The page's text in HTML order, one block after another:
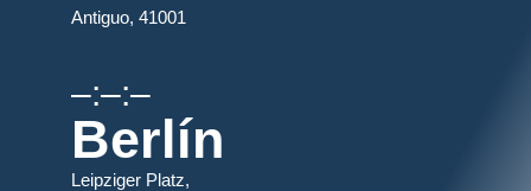
Antiguo, 41001
–:–:–
Berlín
Leipziger Platz,